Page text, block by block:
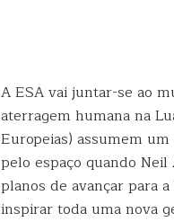
A ESA vai juntar-se ao
aterragem humana na
Europeias) assumem
pelo espaço quando
planos de avançar para
inspirar toda uma nova